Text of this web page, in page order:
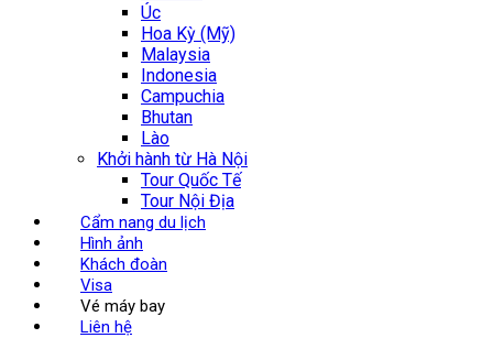
Úc
Hoa Kỳ (Mỹ)
Malaysia
Indonesia
Campuchia
Bhutan
Lào
Khởi hành từ Hà Nội
Tour Quốc Tế
Tour Nội Địa
Cẩm nang du lịch
Hình ảnh
Khách đoàn
Visa
Vé máy bay
Liên hệ